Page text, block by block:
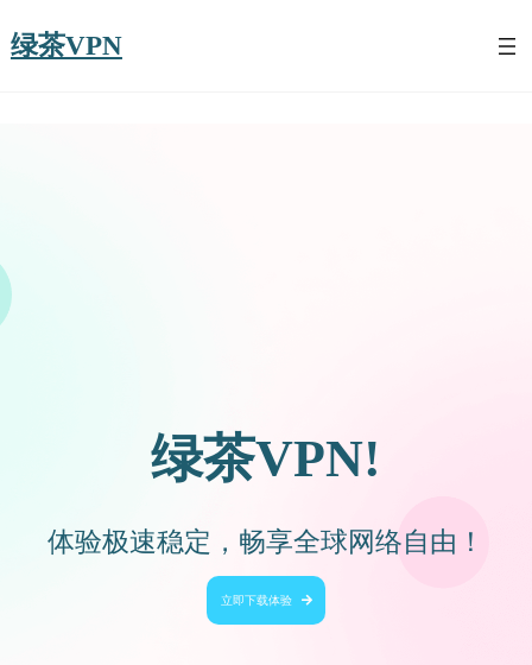
绿茶VPN
绿茶VPN!
体验极速稳定，畅享全球网络自由！
立即下载体验